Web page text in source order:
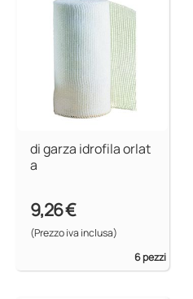
di garza idrofila orlat
a
9,26 €
(Prezzo iva inclusa)
6 pezzi